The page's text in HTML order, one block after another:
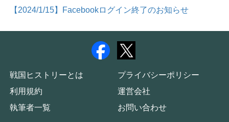
【2024/1/15】Facebookログイン終了のお知らせ
戦国ヒストリーとは
プライバシーポリシー
利用規約
運営会社
執筆者一覧
お問い合わせ